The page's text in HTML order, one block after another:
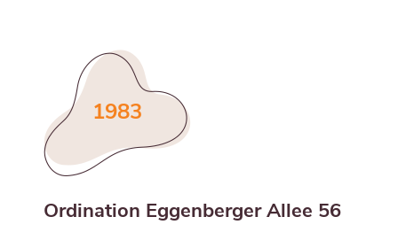
1983
Ordination Eggenberger Allee 56